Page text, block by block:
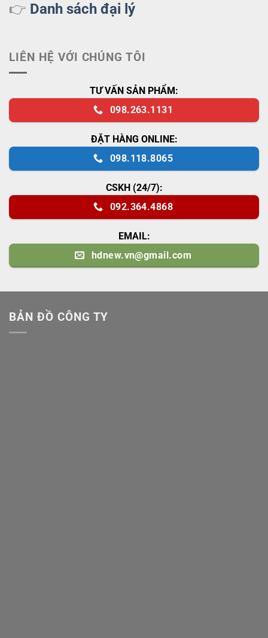
👉 Danh sách đại lý
LIÊN HỆ VỚI CHÚNG TÔI
TƯ VẤN SẢN PHẨM:
098.263.1131
ĐẶT HÀNG ONLINE:
098.118.8065
CSKH (24/7):
092.364.4868
EMAIL:
hdnew.vn@gmail.com
BẢN ĐỒ CÔNG TY